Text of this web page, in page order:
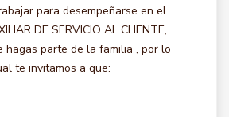
para desempeñarse en el
DE SERVICIO AL CLIENTE,
hagas parte de la familia , por lo
te invitamos a que: